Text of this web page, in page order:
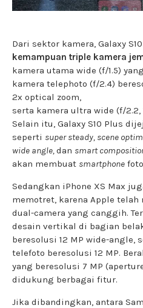
Dari sektor kamera, Galaxy
kemampuan triple kamera
kamera utama wide (f/1.5)
kamera telephoto (f/2.4)
2x optical zoom,
serta kamera ultra wide (f/2.2,
Selain itu, Galaxy S10 Plus
seperti super steady, scene
wide angle,dan smart
akan membuat smartphone
Sedangkan iPhone XS Max
memotret, karena Apple telah
dual-camera yang canggih.
desain vertikal di bagian
beresolusi 12 MP wide-angle,
telefoto beresolusi 12 MP.
yang beresolusi 7 MP
didukung berbagai fitur.
Jika dibandingkan, antara